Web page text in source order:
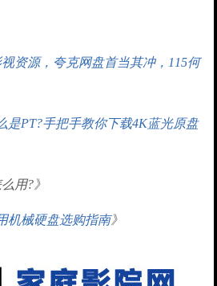
资源，夸克网盘首当其冲，115何
是PT?手把手教你下载4K蓝光原盘
用?》
机械硬盘选购指南》